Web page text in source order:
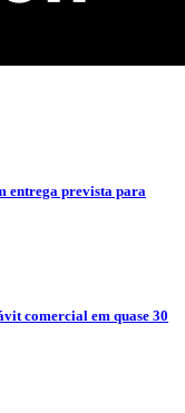
entrega prevista para
comercial em quase 30